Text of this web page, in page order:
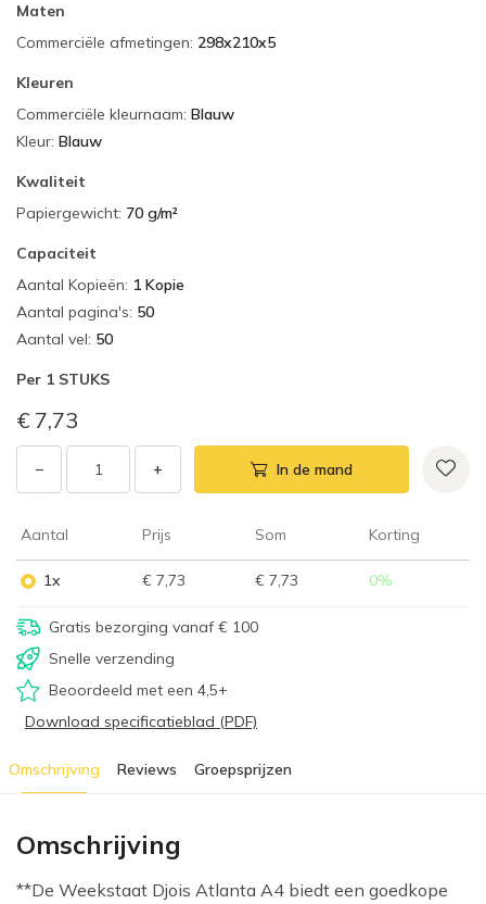
Maten
Commerciële afmetingen: 298x210x5
Kleuren
Commerciële kleurnaam: Blauw
Kleur: Blauw
Kwaliteit
Papiergewicht: 70 g/m²
Capaciteit
Aantal Kopieën: 1 Kopie
Aantal pagina's: 50
Aantal vel: 50
Per 1 STUKS
€ 7,73
− + In de mand
Aantal Prijs Som Korting
1x € 7,73 € 7,73 0%
Gratis bezorging vanaf € 100
Snelle verzending
Beoordeeld met een 4,5+
Download specificatieblad (PDF)
Omschrijving Reviews Groepsprijzen
Omschrijving
**De Weekstaat Djois Atlanta A4 biedt een goedkope